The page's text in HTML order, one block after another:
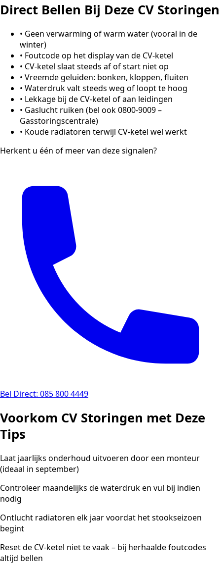
Direct Bellen Bij Deze CV Storingen
• Geen verwarming of warm water (vooral in de
winter)
• Foutcode op het display van de CV-ketel
• CV-ketel slaat steeds af of start niet op
• Vreemde geluiden: bonken, kloppen, fluiten
• Waterdruk valt steeds weg of loopt te hoog
• Lekkage bij de CV-ketel of aan leidingen
• Gaslucht ruiken (bel ook 0800-9009 –
Gasstoringscentrale)
• Koude radiatoren terwijl CV-ketel wel werkt
Herkent u één of meer van deze signalen?
Bel Direct: 085 800 4449
Voorkom CV Storingen met Deze
Tips
Laat jaarlijks onderhoud uitvoeren door een monteur
(ideaal in september)
Controleer maandelijks de waterdruk en vul bij indien
nodig
Ontlucht radiatoren elk jaar voordat het stookseizoen
begint
Reset de CV-ketel niet te vaak – bij herhaalde foutcodes
altijd bellen